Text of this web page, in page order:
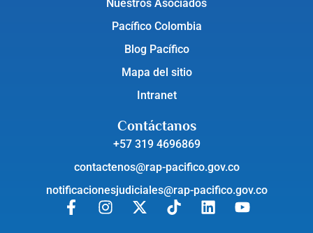
Nuestros Asociados
Pacífico Colombia
Blog Pacífico
Mapa del sitio
Intranet
Contáctanos
+57 319 4696869
contactenos@rap-pacifico.gov.co
notificacionesjudiciales@rap-pacifico.gov.co